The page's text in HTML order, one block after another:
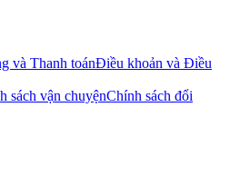
và Thanh toánĐiều khoản và Điều
sách vận chuyệnChính sách đổi